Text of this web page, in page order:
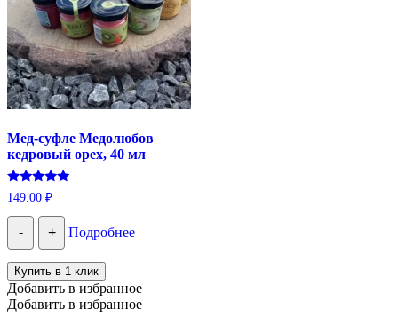
Мед-суфле Медолюбов
кедровый орех, 40 мл
Оценка
5.00
из 5
149.00 ₽
- + Подробнее
Купить в 1 клик
Добавить в избранное
Добавить в избранное